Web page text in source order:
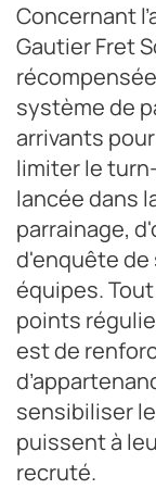
Concernant
Gautier Fret
système de
arrivants
limiter le turn-
lancée dans
parrainage,
d'enquête
équipes.
points
est de
sensibiliser
puissent à
recruté.